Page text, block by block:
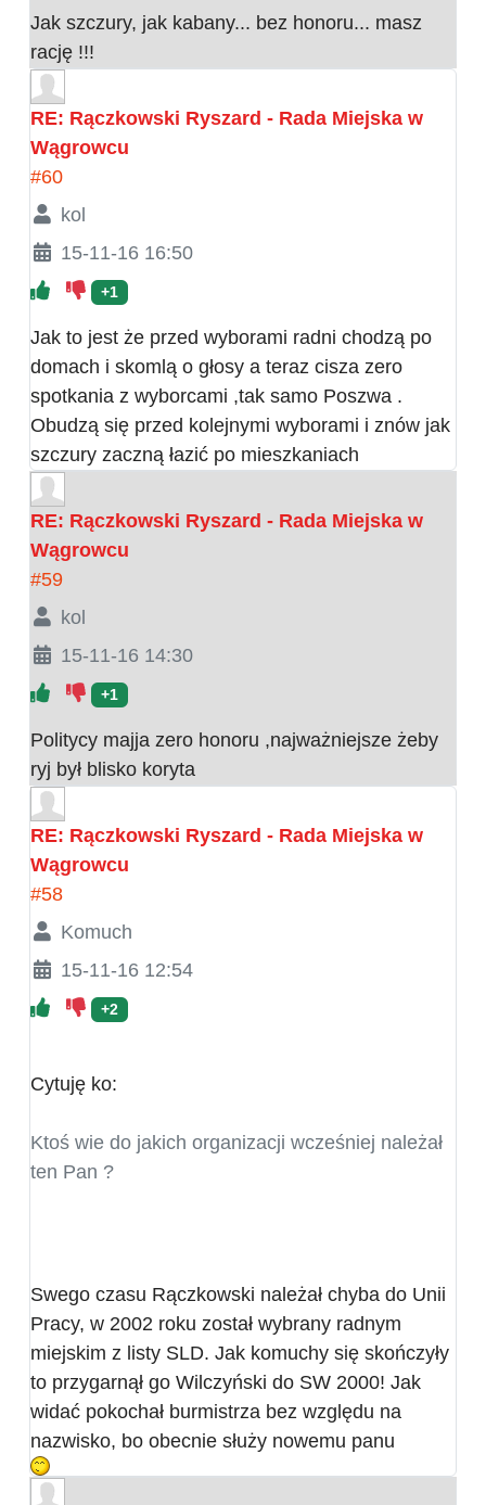
Jak szczury, jak kabany... bez honoru... masz
rację !!!
RE: Rączkowski Ryszard - Rada Miejska w
Wągrowcu
#60
kol
15-11-16 16:50
+1
Jak to jest że przed wyborami radni chodzą po
domach i skomlą o głosy a teraz cisza zero
spotkania z wyborcami ,tak samo Poszwa .
Obudzą się przed kolejnymi wyborami i znów jak
szczury zaczną łazić po mieszkaniach
RE: Rączkowski Ryszard - Rada Miejska w
Wągrowcu
#59
kol
15-11-16 14:30
+1
Politycy majja zero honoru ,najważniejsze żeby
ryj był blisko koryta
RE: Rączkowski Ryszard - Rada Miejska w
Wągrowcu
#58
Komuch
15-11-16 12:54
+2
Cytuję ko:
Ktoś wie do jakich organizacji wcześniej należał
ten Pan ?
Swego czasu Rączkowski należał chyba do Unii
Pracy, w 2002 roku został wybrany radnym
miejskim z listy SLD. Jak komuchy się skończyły
to przygarnął go Wilczyński do SW 2000! Jak
widać pokochał burmistrza bez względu na
nazwisko, bo obecnie służy nowemu panu